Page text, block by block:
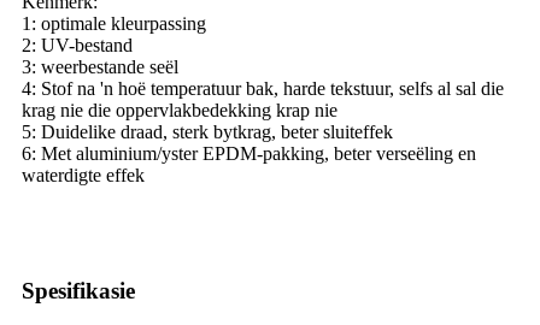
1: optimale kleurpassing
2: UV-bestand
3: weerbestande seël
4: Stof na 'n hoë temperatuur bak, harde tekstuur, selfs al sal die
krag nie die oppervlakbedekking krap nie
5: Duidelike draad, sterk bytkrag, beter sluiteffek
6: Met aluminium/yster EPDM-pakking, beter verseëling en
waterdigte effek
Spesifikasie